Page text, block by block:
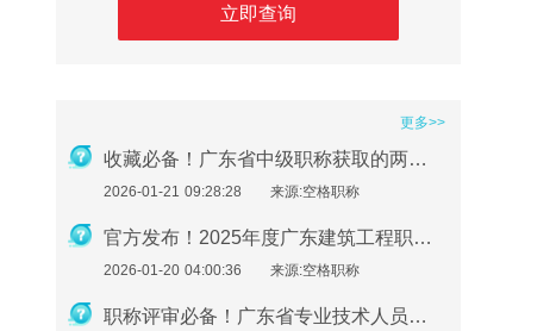
立即查询
更多>>
收藏必备！广东省中级职称获取的两种方式及详细条件（2026版）
2026-01-21 09:28:28 来源:空格职称
官方发布！2025年度广东建筑工程职称评审通知要点全解读
2026-01-20 04:00:36 来源:空格职称
职称评审必备！广东省专业技术人员继续教育学时要求（2026年）